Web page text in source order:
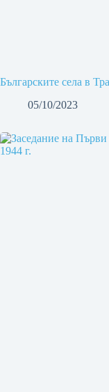
Българските села в
05/10/2023